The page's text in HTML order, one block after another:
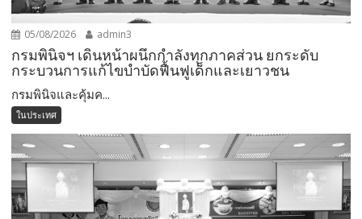
05/08/2026 admin3
กรมพินิจฯ เดินหน้าผนึกกำลังทุกภาคส่วน ยกระดับ
กระบวนการแก้ไขบำบัดฟื้นฟูเด็กและเยาวชน
กรมพินิจและคุ้มค...
ในประเทศ